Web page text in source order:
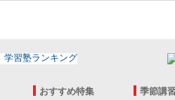
おすすめ特集 季節講